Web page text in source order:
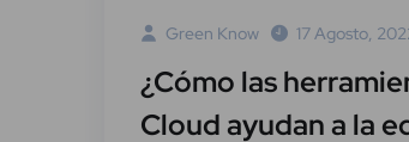
Green Know 17 Agosto,
¿Cómo las
Cloud ayudan a la